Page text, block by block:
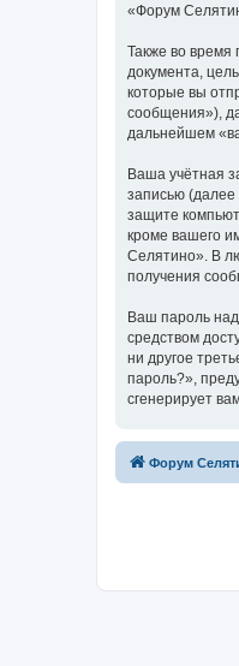
«Форум
Также во
документа,
которые вы
сообщения»),
дальнейшем
Ваша учётная
записью
защите
кроме вашего
Селятино». В
получения
Ваш пароль
средством
ни другое
пароль?»,
сгенерирует
Форум